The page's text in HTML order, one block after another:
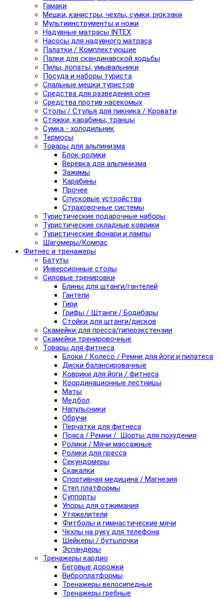
Гамаки
Мешки, канистры, чехлы, сумки, рюкзаки
Мультиинструменты и ножи
Надувные матрасы INTEX
Насосы для надувного матраса
Палатки / Комплектующие
Палки для скандинавской ходьбы
Пилы, лопаты, умывальники
Посуда и наборы туриста
Спальные мешки туристов
Средства для разведения огня
Средства против насекомых
Столы / Стулья для пикника / Кровати
Стяжки, карабины, транцы
Сумка - холодильник
Термосы
Товары для альпинизма
Блок-ролики
Веревка для альпинизма
Зажимы
Карабины
Прочее
Спусковые устройства
Страховочные системы
Туристические подарочные наборы
Туристические складные коврики
Туристические фонари и лампы
Шагомеры/Компас
Фитнес и тренажеры
Батуты
Инверсионные столы
Силовые тренировки
Блины для штанги/гантелей
Гантели
Гири
Грифы / Штанги / Бодибары
Стойки для штанги/дисков
Скамейки для пресса/гиперэкстензии
Скамейки тренировочные
Товары для фитнеса
Блоки / Колесо / Ремни для йоги и пилатеса
Диски балансировачные
Коврики для йоги / фитнеса
Координационные лестницы
Маты
Медбол
Напульсники
Обручи
Перчатки для фитнеса
Пояса / Ремни / Шорты для похудения
Ролики / Мячи массажные
Ролики для пресса
Секундомеры
Скакалки
Спортивная медицина / Магнезия
Степ платформы
Суппорты
Упоры для отжимания
Утяжелители
Фитболы и гимнастические мячи
Чехлы на руку для телефона
Шейкеры / бутылочки
Эспандеры
Тренажеры кардио
Беговые дорожки
Виброплатформы
Тренажеры велосипедные
Тренажеры гребные